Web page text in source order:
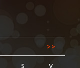
>>
s
v